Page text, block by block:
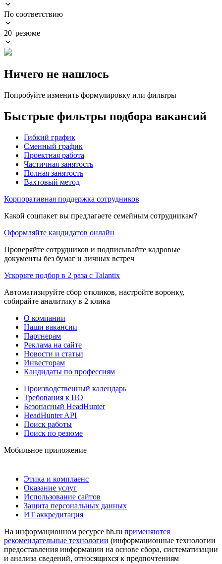
По соответствию
20 резюме
Ничего не нашлось
Попробуйте изменить формулировку или фильтры
Быстрые фильтры подбора вакансий
Гибкий график
Сменный график
Проектная работа
Частичная занятость
Полная занятость
Вахтовый метод
Корпоративная поддержка сотрудников
Какой соцпакет вы предлагаете семейным сотрудникам?
Оформляйте кандидатов онлайн
Проверяйте сотрудников и подписывайте кадровые
документы без бумаг и личных встреч
Ускорьте подбор в 2 раза с Talantix
Автоматизируйте сбор откликов, настройте воронку,
собирайте аналитику в 2 клика
О компании
Наши вакансии
Партнерам
Реклама на сайте
Новости и статьи
Инвесторам
Кандидаты по профессиям
Производственный календарь
Требования к ПО
Безопасный HeadHunter
HeadHunter API
Поиск работы
Поиск по резюме
Мобильное приложение
Этика и комплаенс
Оказание услуг
Использование сайтов
Защита персональных данных
ИТ аккредитация
На информационном ресурсе hh.ru применяются
рекомендательные технологии (информационные технологии
предоставления информации на основе сбора, систематизации
и анализа сведений, относящихся к предпочтениям